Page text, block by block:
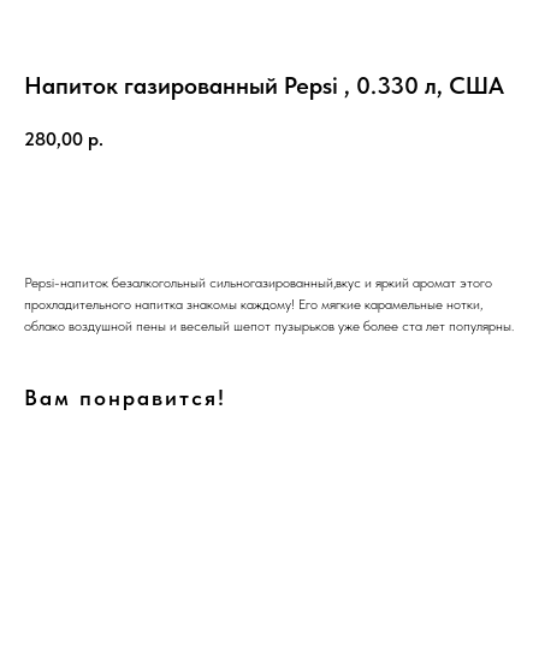
Напиток газированный Pepsi , 0.330 л, США
280,00 р.
Pepsi-напиток безалкогольный сильногазированный,вкус и яркий аромат этого
прохладительного напитка знакомы каждому! Его мягкие карамельные нотки,
облако воздушной пены и веселый шепот пузырьков уже более ста лет популярны.
Вам понравится!